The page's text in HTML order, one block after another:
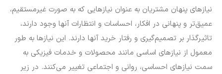
نیازهای پنهان مشتریان به عنوان نیازهایی که به صورت غیرمستقیم،
عمیق‌تر و پنهانی در افکار، احساسات و انتظارات آنها وجود دارند،
تاثیرگذار بر تصمیم‌گیری و رفتار خرید آنها دارند. این نیازها به طور
معمول از نیازهای اساسی مانند محصولات و خدمات فیزیکی به
سمت نیازهای احساسی، روانی و اجتماعی تغییر می‌کنند. در زیر